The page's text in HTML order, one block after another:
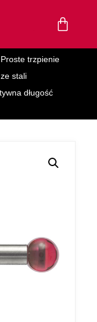
Proste trzpienie
stali
długość